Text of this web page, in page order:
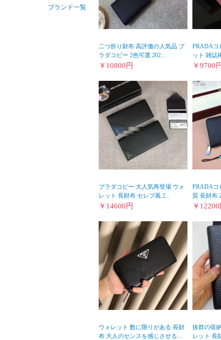
ブランド一覧
二つ折り財布 高評価の人気品 プ
ラダコピー 2色可選 202...
￥ 10800円
PRADAコ
ット 雑誌
￥9700
プラダコピー 大人気再登場 ウォ
レット 長財布 セレブ風 2...
￥ 14600円
PRADAコ
質 長財布
￥ 12200
ウォレット 数に限りがある 長財
布 大人のセンスを感じさせる...
抜群の収
レット 長